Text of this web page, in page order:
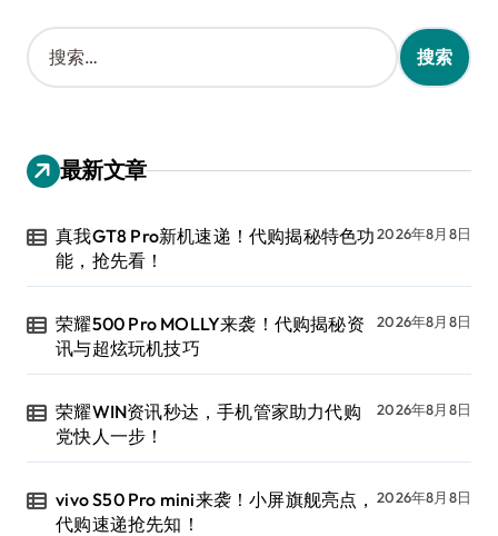
搜
索
：
最新文章
真我GT8 Pro新机速递！代购揭秘特色功
能，抢先看！
2026年8月8日
荣耀500 Pro MOLLY来袭！代购揭秘资
讯与超炫玩机技巧
2026年8月8日
荣耀WIN资讯秒达，手机管家助力代购
党快人一步！
2026年8月8日
vivo S50 Pro mini来袭！小屏旗舰亮点，
代购速递抢先知！
2026年8月8日